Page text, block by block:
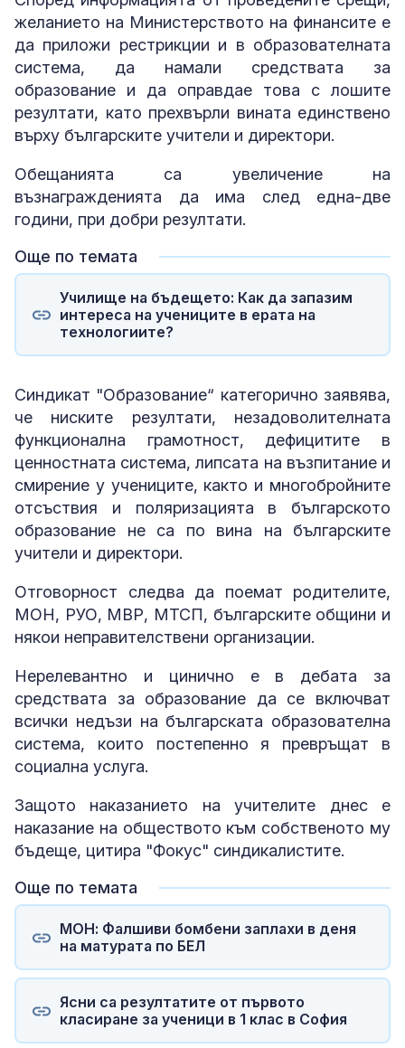
желанието на Министерството на финансите е
да приложи рестрикции и в образователната
система, да намали средствата за
образование и да оправдае това с лошите
резултати, като прехвърли вината единствено
върху българските учители и директори.
Обещанията са увеличение на
възнагражденията да има след една-две
години, при добри резултати.
Още по темата
Училище на бъдещето: Как да запазим
интереса на учениците в ерата на
технологиите?
Синдикат "Образование“ категорично заявява,
че ниските резултати, незадоволителната
функционална грамотност, дефицитите в
ценностната система, липсата на възпитание и
смирение у учениците, както и многобройните
отсъствия и поляризацията в българското
образование не са по вина на българските
учители и директори.
Отговорност следва да поемат родителите,
МОН, РУО, МВР, МТСП, българските общини и
някои неправителствени организации.
Нерелевантно и цинично е в дебата за
средствата за образование да се включват
всички недъзи на българската образователна
система, които постепенно я превръщат в
социална услуга.
Защото наказанието на учителите днес е
наказание на обществото към собственото му
бъдеще, цитира "Фокус" синдикалистите.
Още по темата
МОН: Фалшиви бомбени заплахи в деня
на матурата по БЕЛ
Ясни са резултатите от първото
класиране за ученици в 1 клас в София